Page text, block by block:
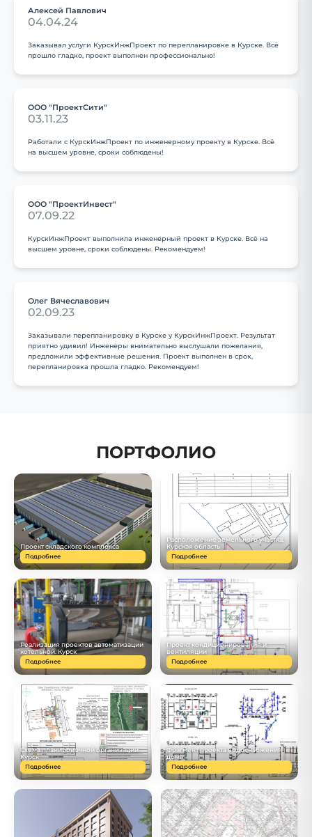
Алексей Павлович
04.04.24
Заказывал услуги КурскИнжПроект по перепланировке в Курске. Всё
прошло гладко, проект выполнен профессионально!
ООО "ПроектСити"
03.11.23
Работали с КурскИнжПроект по инженерному проекту в Курске. Всё
на высшем уровне, сроки соблюдены!
ООО "ПроектИнвест"
07.09.22
КурскИнжПроект выполнила инженерный проект в Курске. Всё на
высшем уровне, сроки соблюдены. Рекомендуем!
Олег Вячеславович
02.09.23
Заказывали перепланировку в Курске у КурскИнжПроект. Результат
приятно удивил! Инженеры внимательно выслушали пожелания,
предложили эффективные решения. Проект выполнен в срок,
перепланировка прошла гладко. Рекомендуем!
ПОРТФОЛИО
Проект складского комплекса
Подробнее
Расположение земельного участка.
Курская область
Подробнее
Реализация проектов автоматизации
котельной. Курск
Подробнее
Проект кондиционирования и
вентиляции
Подробнее
Схема планировочной организации
Курск
Подробнее
Фрагмент проекта водоснабжения
дома
Подробнее